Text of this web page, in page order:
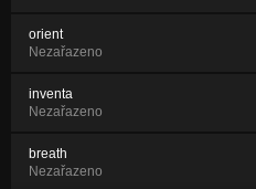
orient
Nezařazeno
inventa
Nezařazeno
breath
Nezařazeno